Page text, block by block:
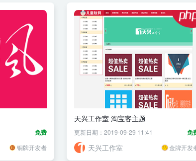
免费
铜牌开发者
天兴工作室 淘宝客主题
免
更新日期：2019-09-29 11:41
天兴工作室 金牌开发